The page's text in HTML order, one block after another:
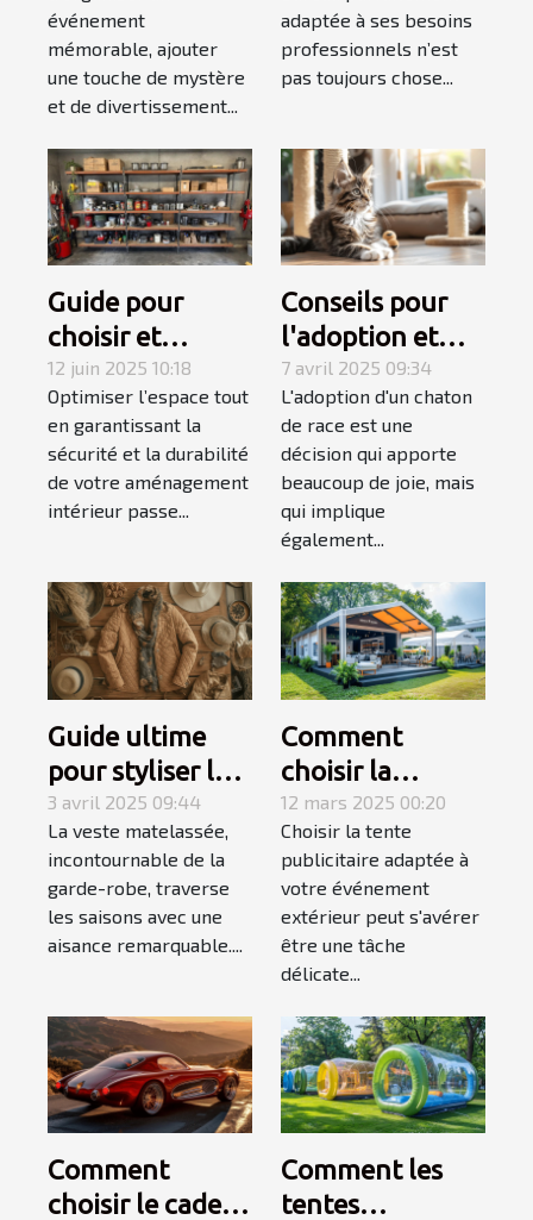
mentaliste pour
votre
événement
événement
mémorable, ajouter
une touche de mystère
et de divertissement...
à votre style de
travail
adaptée à ses besoins
professionnels n’est
pas toujours chose...
Guide pour
choisir et
installer des
étagères
murales
robustes
12 juin 2025 10:18
Optimiser l’espace tout
en garantissant la
sécurité et la durabilité
de votre aménagement
intérieur passe...
Conseils pour
l'adoption et
l'accueil d'un
chaton de race
7 avril 2025 09:34
L'adoption d'un chaton
de race est une
décision qui apporte
beaucoup de joie, mais
qui implique
également...
Guide ultime
pour styliser les
vestes
matelassées en
toutes saisons
3 avril 2025 09:44
La veste matelassée,
incontournable de la
garde-robe, traverse
les saisons avec une
aisance remarquable....
Comment
choisir la
meilleure tente
publicitaire pour
votre
événement
extérieur
12 mars 2025 00:20
Choisir la tente
publicitaire adaptée à
votre événement
extérieur peut s'avérer
être une tâche
délicate...
Comment
choisir le cadeau
Comment les
tentes